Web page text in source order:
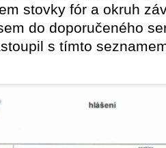
stovky fór a okruh
do doporučeného
s tímto